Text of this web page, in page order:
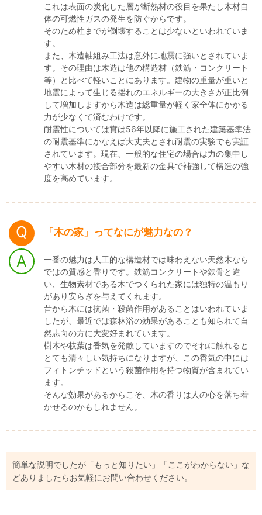
これは表面の炭化した層が断熱材の役目を果たし木材自
体の可燃性ガスの発生を防ぐからです。
そのため柱までが倒壊することは少ないといわれていま
す。
また、木造軸組み工法は意外に地震に強いとされていま
す。その理由は木造は他の構造材（鉄筋・コンクリート
等）と比べて軽いことにあります。建物の重量が重いと
地震によって生じる揺れのエネルギーの大きさが正比例
して増加しますから木造は総重量が軽く家全体にかかる
力が少なくて済むわけです。
耐震性については賞は56年以降に施工された建築基準法
の耐震基準にかなえば大丈夫とされ耐震の実験でも実証
されています。現在、一般的な住宅の場合は力の集中し
やすい木材の接合部分を最新の金具で補強して構造の強
度を高めています。
「木の家」ってなにが魅力なの？
一番の魅力は人工的な構造材では味わえない天然木なら
ではの質感と香りです。鉄筋コンクリートや鉄骨と違
い、生物素材である木でつくられた家には独特の温もり
があり安らぎを与えてくれます。
昔から木には抗菌・殺菌作用があることはいわれていま
したが、最近では森林浴の効果があることも知られて自
然志向の方に大変好まれています。
樹木や枝葉は香気を発散していますのでそれに触れると
とても清々しい気持ちになりますが、この香気の中には
フィトンチッドという殺菌作用を持つ物質が含まれてい
ます。
そんな効果があるからこそ、木の香りは人の心を落ち着
かせるのかもしれません。
簡単な説明でしたが「もっと知りたい」「ここがわからない」な
どありましたらお気軽にお問い合わせください。